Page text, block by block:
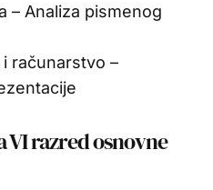
– Analiza pismenog
računarstvo –
VI razred osnovne